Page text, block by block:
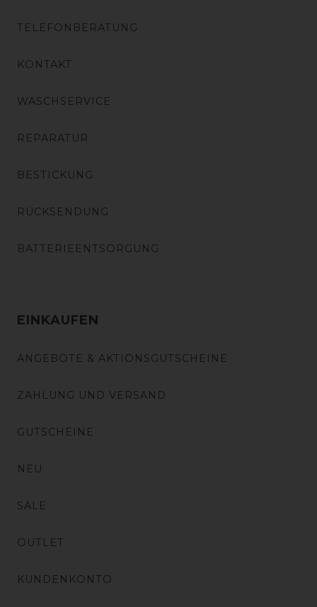
TELEFONBERATUNG
KONTAKT
WASCHSERVICE
REPARATUR
BESTICKUNG
RÜCKSENDUNG
BATTERIEENTSORGUNG
EINKAUFEN
ANGEBOTE & AKTIONSGUTSCHEINE
ZAHLUNG UND VERSAND
GUTSCHEINE
NEU
SALE
OUTLET
KUNDENKONTO